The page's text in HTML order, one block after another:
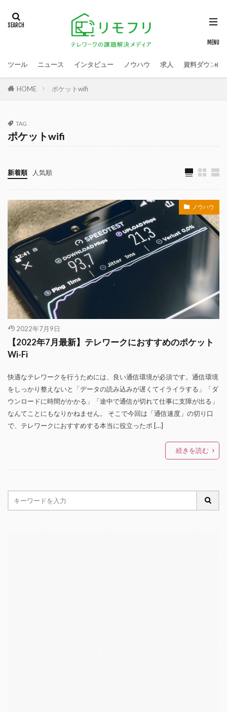
ツール ニュース インタビュー ノウハウ 求人 資料ダウンロ
HOME ポケットwifi
TAG
ポケットwifi
新着順 人気順
ノウハウ
2022年7月9日
【2022年7月最新】テレワークにおすすめのポケット
Wi-Fi
快適なテレワークを行うためには、良い通信環境が必須です。通信環境
をしっかり整えないと「データの読み込みが遅くてイライラする」「ダ
ウンロードに時間がかかる」「途中で通信が切れて仕事に支障が出る」
なんてことにもなりかねません。 そこで今回は「通信速度」の切り口
で、テレワークにおすすめする本当に役立ったポ […]
続きを読む